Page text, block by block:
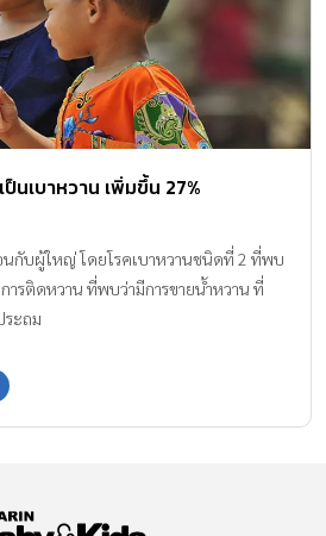
นเบาหวาน เพิ่มขึ้น 27%
นกับผู้ใหญ่ โดยโรคเบาหวานชนิดที่ 2 ที่พบ
ารติดหวาน ที่พบว่ามีการขายน้ำหวาน ที่
ระถม